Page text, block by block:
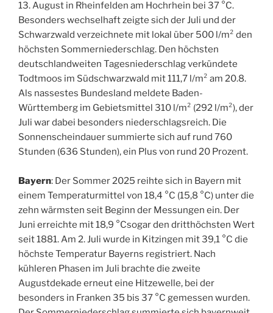
13. August in Rheinfelden am Hochrhein bei 37 °C.
Besonders wechselhaft zeigte sich der Juli und der
Schwarzwald verzeichnete mit lokal über 500 l/m² den
höchsten Sommerniederschlag. Den höchsten
deutschlandweiten Tagesniederschlag verkündete
Todtmoos im Südschwarzwald mit 111,7 l/m² am 20.8.
Als nassestes Bundesland meldete Baden-
Württemberg im Gebietsmittel 310 l/m² (292 l/m²), der
Juli war dabei besonders niederschlagsreich. Die
Sonnenscheindauer summierte sich auf rund 760
Stunden (636 Stunden), ein Plus von rund 20 Prozent.
Bayern: Der Sommer 2025 reihte sich in Bayern mit
einem Temperaturmittel von 18,4 °C (15,8 °C) unter die
zehn wärmsten seit Beginn der Messungen ein. Der
Juni erreichte mit 18,9 °Csogar den dritthöchsten Wert
seit 1881. Am 2. Juli wurde in Kitzingen mit 39,1 °C die
höchste Temperatur Bayerns registriert. Nach
kühleren Phasen im Juli brachte die zweite
Augustdekade erneut eine Hitzewelle, bei der
besonders in Franken 35 bis 37 °C gemessen wurden.